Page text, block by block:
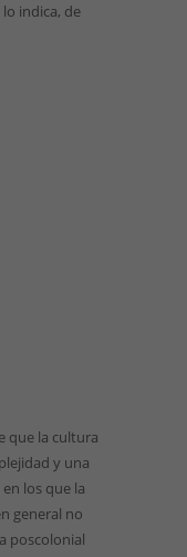
indica, de
que la cultura
y una
los que la
general no
poscolonial